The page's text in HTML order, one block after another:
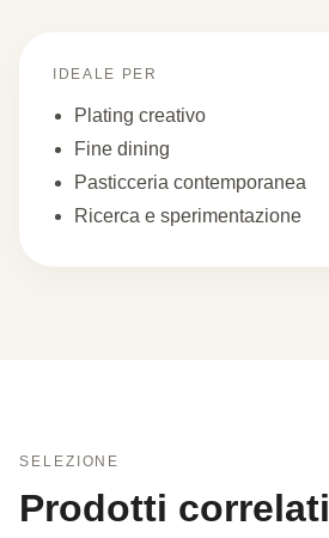
IDEALE PER
Plating creativo
Fine dining
Pasticceria contemporanea
Ricerca e sperimentazione
SELEZIONE
Prodotti correlati